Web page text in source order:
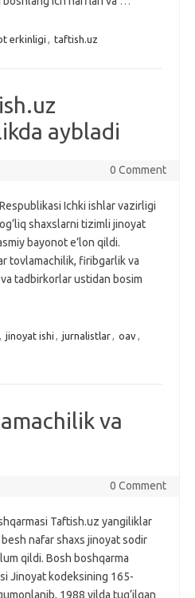
erkinligi , taftish.uz
aybladi
0 Comment
Ichki ishlar vazirligi
shaxslarni tizimli jinoyat
bayonot e’lon qildi.
tovlamachilik, firibgarlik va
tadbirkorlar ustidan bosim
, jinoyat ishi , jurnalistlar, oav,
va
0 Comment
Taftish.uz yangiliklar
nafar shaxs jinoyat sodir
qildi. Bosh boshqarma
Jinoyat kodeksining 165-
1988 yilda tug‘ilgan